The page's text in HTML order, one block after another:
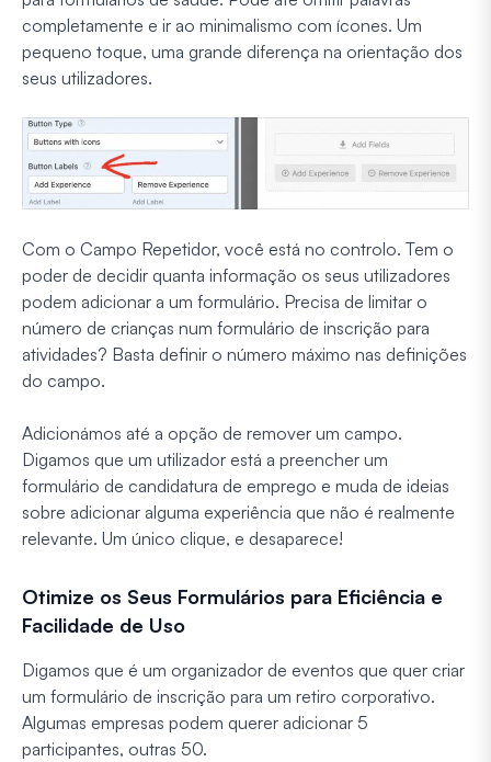
completamente e ir ao minimalismo com ícones. Um
pequeno toque, uma grande diferença na orientação dos
seus utilizadores.
Com o Campo Repetidor, você está no controlo. Tem o
poder de decidir quanta informação os seus utilizadores
podem adicionar a um formulário. Precisa de limitar o
número de crianças num formulário de inscrição para
atividades? Basta definir o número máximo nas definições
do campo.
Adicionámos até a opção de remover um campo.
Digamos que um utilizador está a preencher um
formulário de candidatura de emprego e muda de ideias
sobre adicionar alguma experiência que não é realmente
relevante. Um único clique, e desaparece!
Otimize os Seus Formulários para Eficiência e
Facilidade de Uso
Digamos que é um organizador de eventos que quer criar
um formulário de inscrição para um retiro corporativo.
Algumas empresas podem querer adicionar 5
participantes, outras 50.